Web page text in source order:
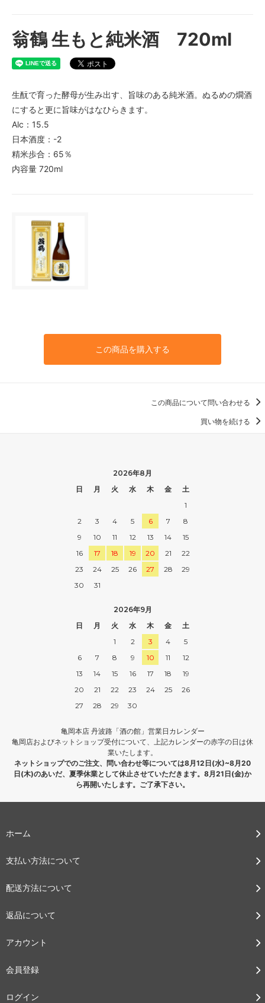
翁鶴 生もと純米酒 720ml
生酛で育った酵母が生み出す、旨味のある純米酒。ぬるめの燗酒
にすると更に旨味がはなひらきます。
Alc：15.5
日本酒度：-2
精米歩合：65％
内容量 720ml
この商品を購入する
この商品について問い合わせる
買い物を続ける
2026年8月
日
月 火 水 木 金
土
1
2
3 4 5 6 7
8
9
10 11 12 13 14
15
16
17 18 19 20 21
22
23
24 25 26 27 28
29
30
31
2026年9月
日
月 火 水 木 金
土
1
2 3 4
5
6
7 8 9 10 11
12
13
14 15 16 17 18
19
20
21 22 23 24 25
26
27
28 29 30
亀岡本店 丹波路「酒の館」営業日カレンダー
亀岡店およびネットショップ受付について、上記カレンダーの赤字の日は休
業いたします。
ネットショップでのご注文、問い合わせ等については8月12日(水)~8月20
日(木)のあいだ、夏季休業として休止させていただきます。8月21日(金)か
ら再開いたします。ご了承下さい。
ホーム
支払い方法について
配送方法について
返品について
アカウント
会員登録
ログイン